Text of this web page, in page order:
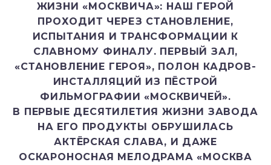
ЖИЗНИ «МОСКВИЧА»: НАШ ГЕРОЙ
ПРОХОДИТ ЧЕРЕЗ СТАНОВЛЕНИЕ,
ИСПЫТАНИЯ И ТРАНСФОРМАЦИИ К
СЛАВНОМУ ФИНАЛУ. ПЕРВЫЙ ЗАЛ,
«СТАНОВЛЕНИЕ ГЕРОЯ», ПОЛОН КАДРОВ-
ИНСТАЛЛЯЦИЙ ИЗ ПЁСТРОЙ
ФИЛЬМОГРАФИИ «МОСКВИЧЕЙ».
В ПЕРВЫЕ ДЕСЯТИЛЕТИЯ ЖИЗНИ ЗАВОДА
НА ЕГО ПРОДУКТЫ ОБРУШИЛАСЬ
АКТЁРСКАЯ СЛАВА, И ДАЖЕ
ОСКАРОНОСНАЯ МЕЛОДРАМА «МОСКВА